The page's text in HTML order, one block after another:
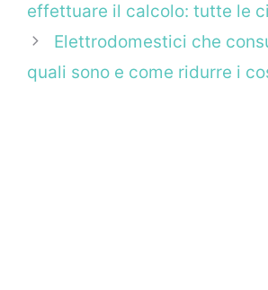
effettuare il calcolo: tutte le
Elettrodomestici che
quali sono e come ridurre i